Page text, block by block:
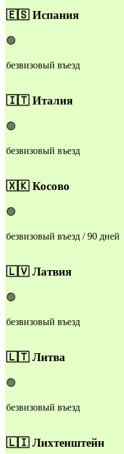
🇪🇸Испания
🟢
безвизовый въезд
🇮🇹Италия
🟢
безвизовый въезд
🇽🇰Косово
🟢
безвизовый въезд / 90 дней
🇱🇻Латвия
🟢
безвизовый въезд
🇱🇹Литва
🟢
безвизовый въезд
🇱🇮Лихтенштейн